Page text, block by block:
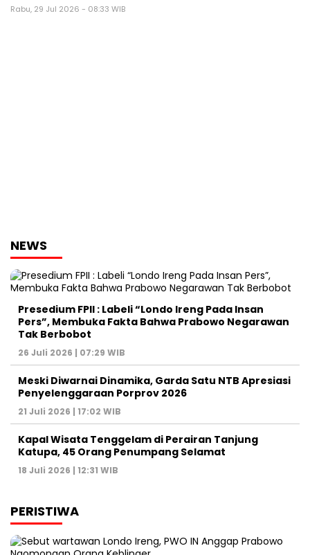
Rabu, 29 Jul 2026 - 08:33 WIB
NEWS
Presedium FPII : Labeli “Londo Ireng Pada Insan
Pers”, Membuka Fakta Bahwa Prabowo Negarawan
Tak Berbobot
26 Juli 2026 | 07:29 WIB
Meski Diwarnai Dinamika, Garda Satu NTB Apresiasi
Penyelenggaraan Porprov 2026 ‎
21 Juli 2026 | 17:02 WIB
Kapal Wisata Tenggelam di Perairan Tanjung
Katupa, 45 Orang Penumpang Selamat
18 Juli 2026 | 12:31 WIB
PERISTIWA